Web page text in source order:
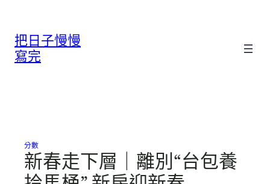
把日子慢慢
寫完
分數
新春走下層｜離別“台包養